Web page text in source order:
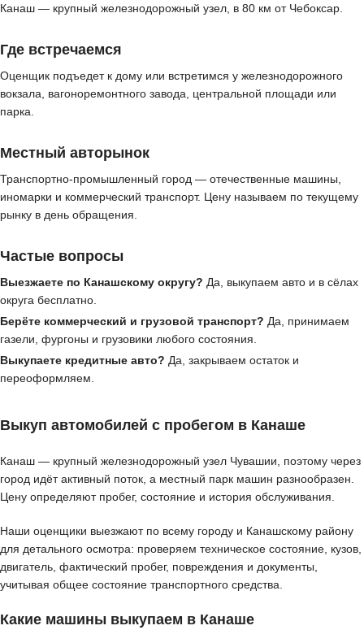
Канаш — крупный железнодорожный узел, в 80 км от Чебоксар.
Где встречаемся
Оценщик подъедет к дому или встретимся у железнодорожного
вокзала, вагоноремонтного завода, центральной площади или
парка.
Местный авторынок
Транспортно-промышленный город — отечественные машины,
иномарки и коммерческий транспорт. Цену называем по текущему
рынку в день обращения.
Частые вопросы
Выезжаете по Канашскому округу? Да, выкупаем авто и в сёлах
округа бесплатно.
Берёте коммерческий и грузовой транспорт? Да, принимаем
газели, фургоны и грузовики любого состояния.
Выкупаете кредитные авто? Да, закрываем остаток и
переоформляем.
Выкуп автомобилей с пробегом в Канаше
Канаш — крупный железнодорожный узел Чувашии, поэтому через
город идёт активный поток, а местный парк машин разнообразен.
Цену определяют пробег, состояние и история обслуживания.
Наши оценщики выезжают по всему городу и Канашскому району
для детального осмотра: проверяем техническое состояние, кузов,
двигатель, фактический пробег, повреждения и документы,
учитывая общее состояние транспортного средства.
Какие машины выкупаем в Канаше